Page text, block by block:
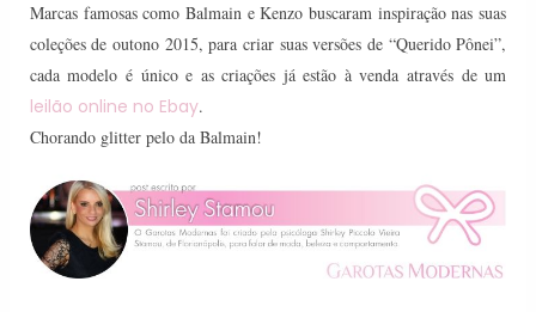
Marcas famosas como Balmain e Kenzo buscaram inspiração nas suas
coleções de outono 2015, para criar suas versões de “Querido Pônei”,
cada modelo é único e as criações já estão à venda através de um
leilão online no Ebay.
Chorando glitter pelo da Balmain!